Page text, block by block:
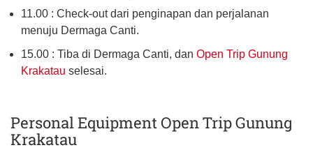
11.00 : Check-out dari penginapan dan perjalanan
menuju Dermaga Canti.
15.00 : Tiba di Dermaga Canti, dan Open Trip Gunung
Krakatau selesai.
Personal Equipment Open Trip Gunung
Krakatau